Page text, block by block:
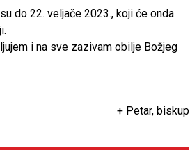
do 22. veljače 2023., koji će onda
i na sve zazivam obilje Božjeg
+ Petar, biskup